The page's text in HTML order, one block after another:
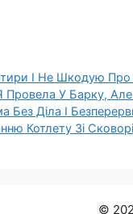
І Не Шкодую
Провела У Барку,
Без Діла І
Котлету Зі
©